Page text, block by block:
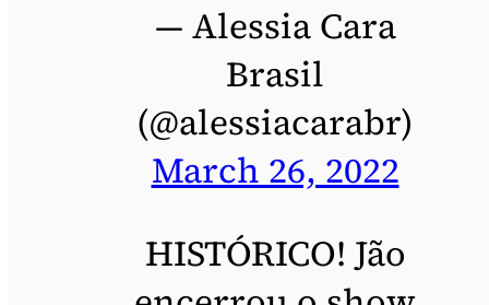
— Alessia Cara
Brasil
(@alessiacarabr)
March 26, 2022
HISTÓRICO! Jão